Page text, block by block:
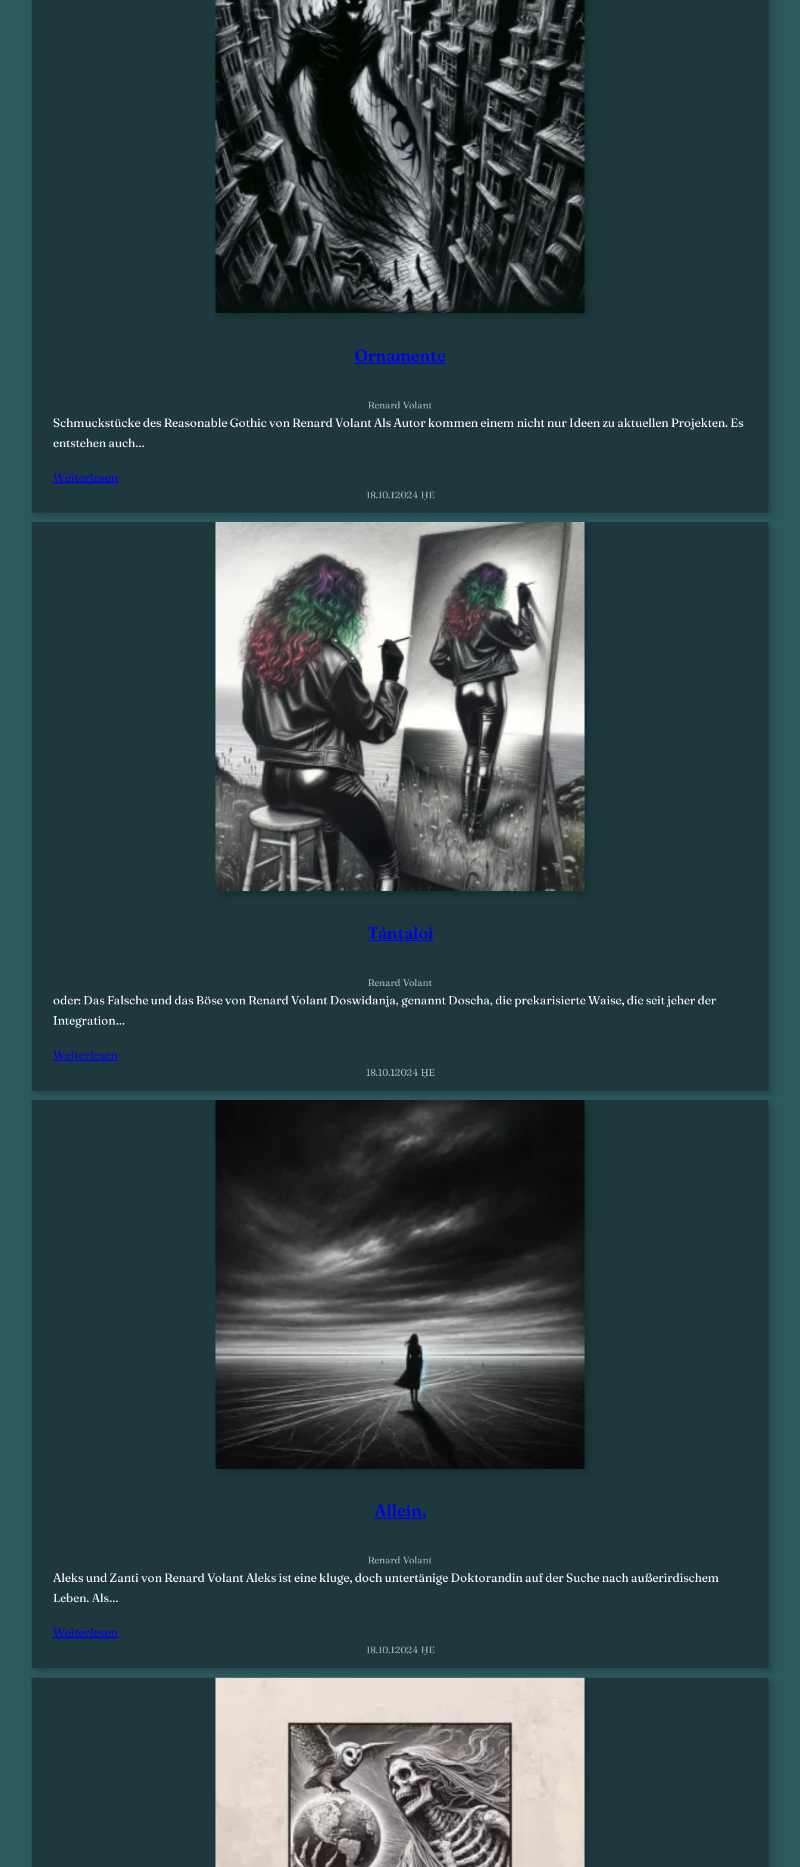
Ornamente
Renard Volant
Schmuckstücke des Reasonable Gothic von Renard Volant Als Autor kommen einem nicht nur Ideen zu aktuellen Projekten. Es
entstehen auch…
Weiterlesen
18.10.12024 ḤE
Tántaloi
Renard Volant
oder: Das Falsche und das Böse von Renard Volant Doswidanja, genannt Doscha, die prekarisierte Waise, die seit jeher der
Integration…
Weiterlesen
18.10.12024 ḤE
Allein.
Renard Volant
Aleks und Zanti von Renard Volant Aleks ist eine kluge, doch untertänige Doktorandin auf der Suche nach außerirdischem
Leben. Als…
Weiterlesen
18.10.12024 ḤE